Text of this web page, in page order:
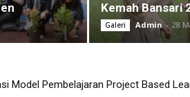
Kemah Bansari
Galeri Admin - 28
Model Pembelajaran Project Based
Sekolah Sehat